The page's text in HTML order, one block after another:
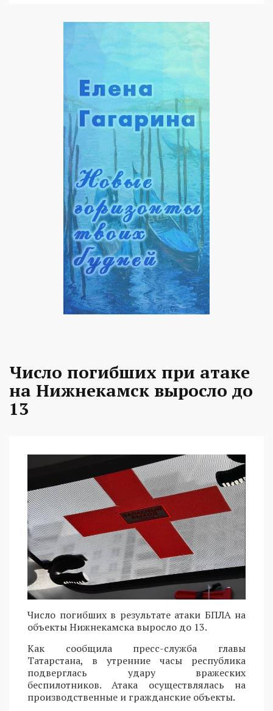
Число погибших при атаке
на Нижнекамск выросло до
13
Число погибших в результате атаки БПЛА на
объекты Нижнекамска выросло до 13.
Как сообщила пресс-служба главы
Татарстана, в утренние часы республика
подверглась удару вражеских
беспилотников. Атака осуществлялась на
производственные и гражданские объекты.